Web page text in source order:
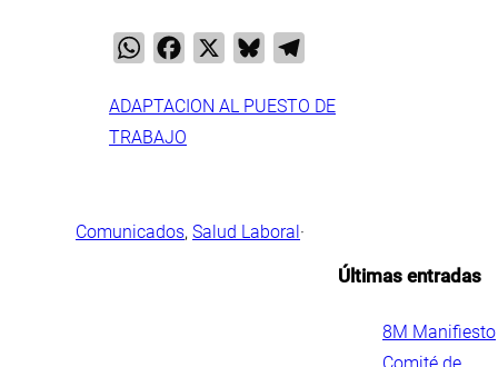
WhatsAppFacebook Bluesky
ADAPTACION AL PUESTO DE
TRABAJO
Comunicados, Salud Laboral·
Últimas entradas
8M Manifiesto